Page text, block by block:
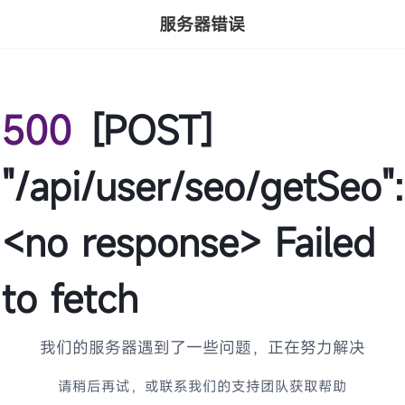
服务器错误
500 [POST]
"/api/user/seo/getSeo":
<no response> Failed
to fetch
我们的服务器遇到了一些问题，正在努力解决
请稍后再试，或联系我们的支持团队获取帮助